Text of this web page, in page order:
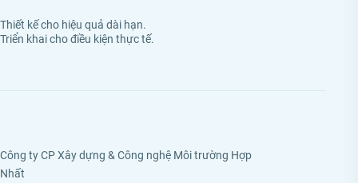
Thiết kế cho hiệu quả dài hạn.
Triển khai cho điều kiện thực tế.
Công ty CP Xây dựng & Công nghệ Môi trường Hợp
Nhất